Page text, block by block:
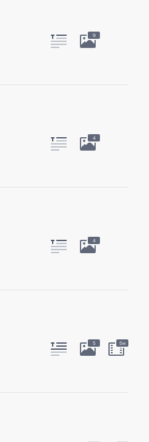
9
4
4
5 5м